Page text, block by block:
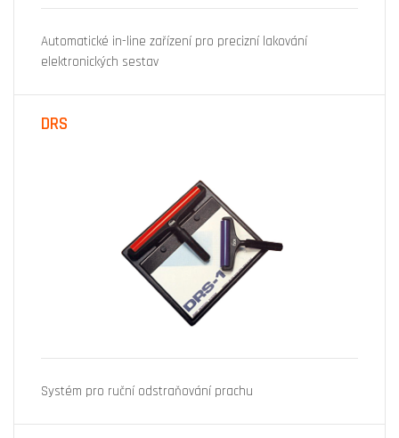
Automatické in-line zařízení pro precizní lakování
elektronických sestav
DRS
Systém pro ruční odstraňování prachu